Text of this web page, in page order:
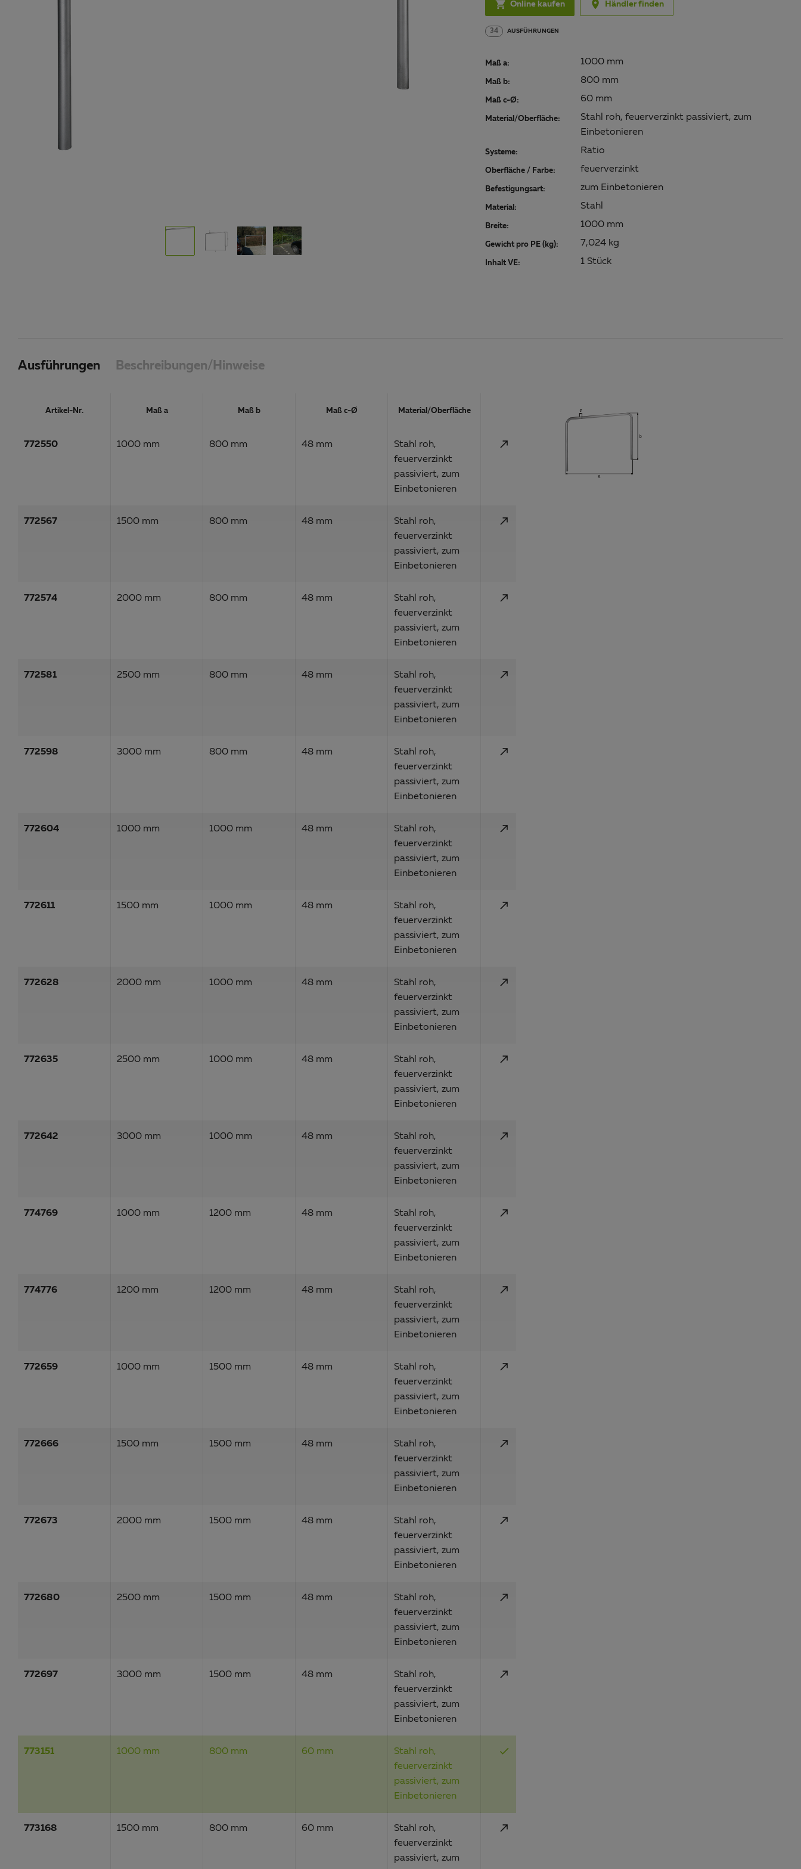
 Online kaufen  Händler finden
34 AUSFÜHRUNGEN
Maß a: 1000 mm
Maß b: 800 mm
Maß c-Ø: 60 mm
Material/Oberfläche:
Stahl roh, feuerverzinkt passiviert, zum
Einbetonieren
Systeme: Ratio
Oberfläche / Farbe: feuerverzinkt
Befestigungsart: zum Einbetonieren
Material: Stahl
Breite: 1000 mm
Gewicht pro PE (kg): 7,024 kg
Inhalt VE: 1 Stück
Ausführungen Beschreibungen/Hinweise
Artikel-Nr. Maß a Maß b Maß c-Ø Material/Oberfläche
772550 1000 mm 800 mm 48 mm
Stahl roh,
feuerverzinkt
passiviert, zum
Einbetonieren
call_made
772567 1500 mm 800 mm 48 mm
Stahl roh,
feuerverzinkt
passiviert, zum
Einbetonieren
call_made
772574 2000 mm 800 mm 48 mm
Stahl roh,
feuerverzinkt
passiviert, zum
Einbetonieren
call_made
772581 2500 mm 800 mm 48 mm
Stahl roh,
feuerverzinkt
passiviert, zum
Einbetonieren
call_made
772598 3000 mm 800 mm 48 mm
Stahl roh,
feuerverzinkt
passiviert, zum
Einbetonieren
call_made
772604 1000 mm 1000 mm 48 mm
Stahl roh,
feuerverzinkt
passiviert, zum
Einbetonieren
call_made
772611 1500 mm 1000 mm 48 mm
Stahl roh,
feuerverzinkt
passiviert, zum
Einbetonieren
call_made
772628 2000 mm 1000 mm 48 mm
Stahl roh,
feuerverzinkt
passiviert, zum
Einbetonieren
call_made
772635 2500 mm 1000 mm 48 mm
Stahl roh,
feuerverzinkt
passiviert, zum
Einbetonieren
call_made
772642 3000 mm 1000 mm 48 mm
Stahl roh,
feuerverzinkt
passiviert, zum
Einbetonieren
call_made
774769 1000 mm 1200 mm 48 mm
Stahl roh,
feuerverzinkt
passiviert, zum
Einbetonieren
call_made
774776 1200 mm 1200 mm 48 mm
Stahl roh,
feuerverzinkt
passiviert, zum
Einbetonieren
call_made
772659 1000 mm 1500 mm 48 mm
Stahl roh,
feuerverzinkt
passiviert, zum
Einbetonieren
call_made
772666 1500 mm 1500 mm 48 mm
Stahl roh,
feuerverzinkt
passiviert, zum
Einbetonieren
call_made
772673 2000 mm 1500 mm 48 mm
Stahl roh,
feuerverzinkt
passiviert, zum
Einbetonieren
call_made
772680 2500 mm 1500 mm 48 mm
Stahl roh,
feuerverzinkt
passiviert, zum
Einbetonieren
call_made
772697 3000 mm 1500 mm 48 mm
Stahl roh,
feuerverzinkt
passiviert, zum
Einbetonieren
call_made
773151 1000 mm 800 mm 60 mm
Stahl roh,
feuerverzinkt
passiviert, zum
Einbetonieren
done
773168 1500 mm 800 mm 60 mm
Stahl roh,
feuerverzinkt
passiviert, zum
call_made